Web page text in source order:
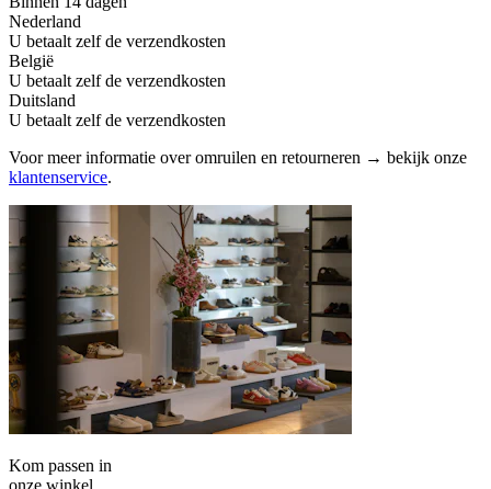
Nederland
U betaalt zelf de verzendkosten
België
U betaalt zelf de verzendkosten
Duitsland
U betaalt zelf de verzendkosten
Voor meer informatie over omruilen en retourneren → bekijk onze
klantenservice.
Kom passen in
onze winkel